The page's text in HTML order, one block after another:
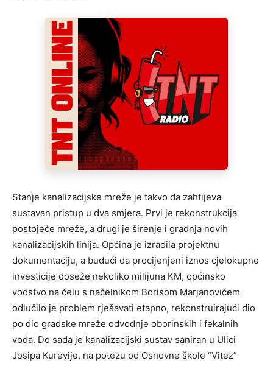
Stanje kanalizacijske mreže je takvo da zahtijeva
sustavan pristup u dva smjera. Prvi je rekonstrukcija
postojeće mreže, a drugi je širenje i gradnja novih
kanalizacijskih linija. Općina je izradila projektnu
dokumentaciju, a budući da procijenjeni iznos cjelokupne
investicije doseže nekoliko milijuna KM, općinsko
vodstvo na čelu s načelnikom Borisom Marjanovićem
odlučilo je problem rješavati etapno, rekonstruirajući dio
po dio gradske mreže odvodnje oborinskih i fekalnih
voda. Do sada je kanalizacijski sustav saniran u Ulici
Josipa Kurevije, na potezu od Osnovne škole “Vitez”